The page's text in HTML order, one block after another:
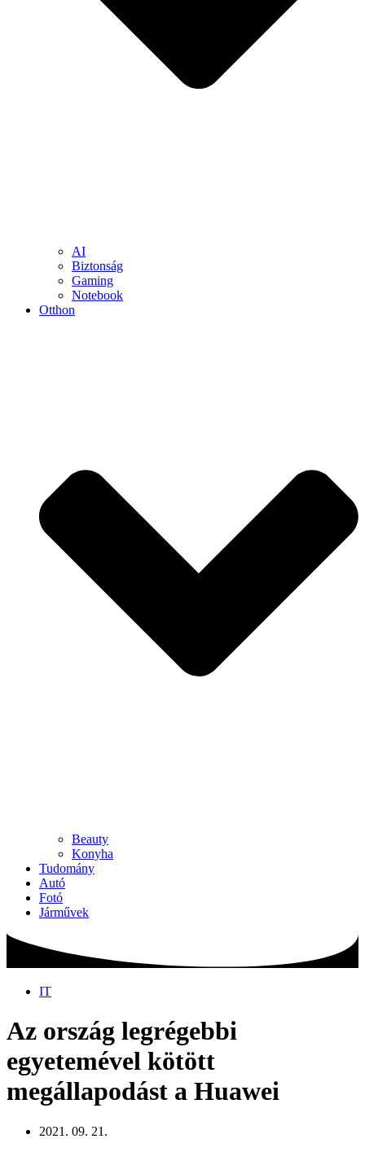
AI
Biztonság
Gaming
Notebook
Otthon
Beauty
Konyha
Tudomány
Autó
Fotó
Járművek
IT
Az ország legrégebbi
egyetemével kötött
megállapodást a Huawei
2021. 09. 21.